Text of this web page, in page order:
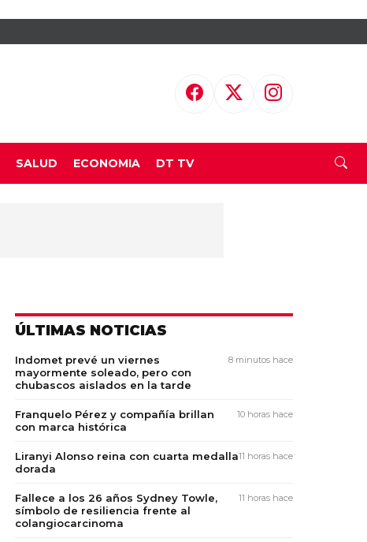
SALUD ECONOMIA DT TV
ÚLTIMAS NOTICIAS
Indomet prevé un viernes
mayormente soleado, pero con
chubascos aislados en la tarde
8 minutos hace
Franquelo Pérez y compañía brillan
con marca histórica
10 horas hace
Liranyi Alonso reina con cuarta medalla
dorada
11 horas hace
Fallece a los 26 años Sydney Towle,
símbolo de resiliencia frente al
colangiocarcinoma
11 horas hace